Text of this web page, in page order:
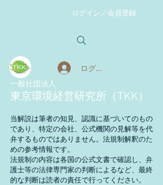
ログイン／会員登録
ログイン
​一般社団法人
東京環境経営研究所（TKK）
当解説は筆者の知見、認識に基づいてのもの
であり、特定の会社、公式機関の見解等を代
弁するものではありません。法規制解釈のた
めの参考情報です。
法規制の内容は各国の公式文書で確認し、弁
護士等の法律専門家の判断によるなど、最終
的な判断は読者の責任で行ってください。